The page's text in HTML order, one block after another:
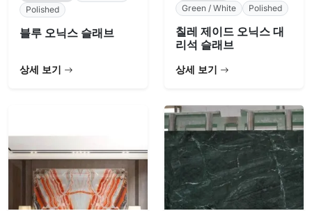
Polished
블루 오닉스 슬래브
상세 보기
Green / White
Polished
칠레 제이드 오닉스 대
리석 슬래브
상세 보기